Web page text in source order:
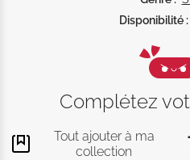
Disponibilité :
Complétez
Tout ajouter à ma
collection